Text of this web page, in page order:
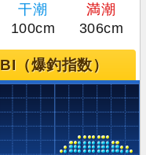
干潮
満潮
100cm 306cm
BI（爆釣指数）